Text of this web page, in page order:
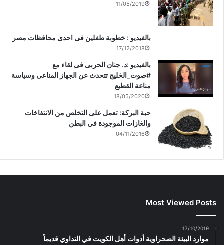
11/05/2019
بالفيديو : خطوبة طفلين فى احدى محافظات مصر
17/12/2018
بالفيديو :د. جنان الحربى فى لقاء مع
#صوت_الخليج تتحدث عن الجهاز المناعى وسياسة
مناعة القطيع
18/05/2020
حبة البركة: تعمل على التخلص من الانتفاخات
والغازات الموجودة في البطن
04/11/2016
Most Viewed Posts
17/10/2019
موارد البيئة الصحراوية أدوات أهل الكويت في التداوي قديماً